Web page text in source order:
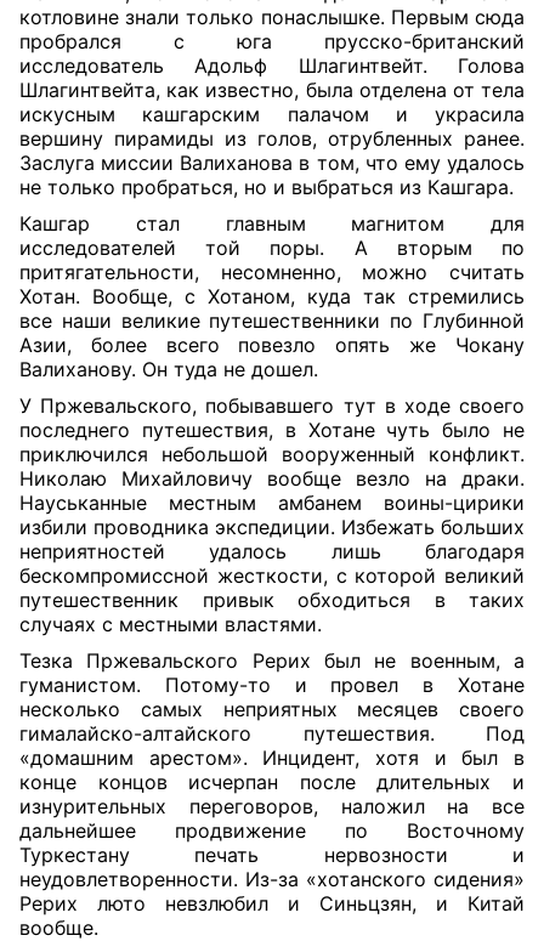
котловине знали только понаслышке. Первым сюда
пробрался с юга прусско-британский
исследователь Адольф Шлагинтвейт. Голова
Шлагинтвейта, как известно, была отделена от тела
искусным кашгарским палачом и украсила
вершину пирамиды из голов, отрубленных ранее.
Заслуга миссии Валиханова в том, что ему удалось
не только пробраться, но и выбраться из Кашгара.
Кашгар стал главным магнитом для
исследователей той поры. А вторым по
притягательности, несомненно, можно считать
Хотан. Вообще, с Хотаном, куда так стремились
все наши великие путешественники по Глубинной
Азии, более всего повезло опять же Чокану
Валиханову. Он туда не дошел.
У Пржевальского, побывавшего тут в ходе своего
последнего путешествия, в Хотане чуть было не
приключился небольшой вооруженный конфликт.
Николаю Михайловичу вообще везло на драки.
Науськанные местным амбанем воины-цирики
избили проводника экспедиции. Избежать больших
неприятностей удалось лишь благодаря
бескомпромиссной жесткости, с которой великий
путешественник привык обходиться в таких
случаях с местными властями.
Тезка Пржевальского Рерих был не военным, а
гуманистом. Потому-то и провел в Хотане
несколько самых неприятных месяцев своего
гималайско-алтайского путешествия. Под
«домашним арестом». Инцидент, хотя и был в
конце концов исчерпан после длительных и
изнурительных переговоров, наложил на все
дальнейшее продвижение по Восточному
Туркестану печать нервозности и
неудовлетворенности. Из-за «хотанского сидения»
Рерих люто невзлюбил и Синьцзян, и Китай
вообще.